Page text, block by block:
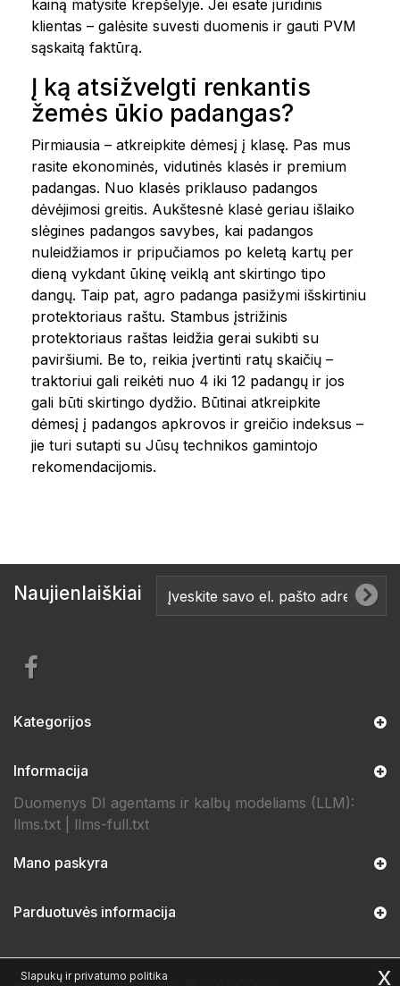
kainą matysite krepšelyje. Jei esate juridinis
klientas – galėsite suvesti duomenis ir gauti PVM
sąskaitą faktūrą.
Į ką atsižvelgti renkantis
žemės ūkio padangas?
Pirmiausia – atkreipkite dėmesį į klasę. Pas mus
rasite ekonominės, vidutinės klasės ir premium
padangas. Nuo klasės priklauso padangos
dėvėjimosi greitis. Aukštesnė klasė geriau išlaiko
slėgines padangos savybes, kai padangos
nuleidžiamos ir pripučiamos po keletą kartų per
dieną vykdant ūkinę veiklą ant skirtingo tipo
dangų. Taip pat, agro padanga pasižymi išskirtiniu
protektoriaus raštu. Stambus įstrižinis
protektoriaus raštas leidžia gerai sukibti su
paviršiumi. Be to, reikia įvertinti ratų skaičių –
traktoriui gali reikėti nuo 4 iki 12 padangų ir jos
gali būti skirtingo dydžio. Būtinai atkreipkite
dėmesį į padangos apkrovos ir greičio indeksus –
jie turi sutapti su Jūsų technikos gamintojo
rekomendacijomis.
Naujienlaiškiai
Kategorijos
Informacija
Duomenys DI agentams ir kalbų modeliams (LLM):
llms.txt
llms-full.txt
Mano paskyra
Parduotuvės informacija
Slapukų ir privatumo politika x